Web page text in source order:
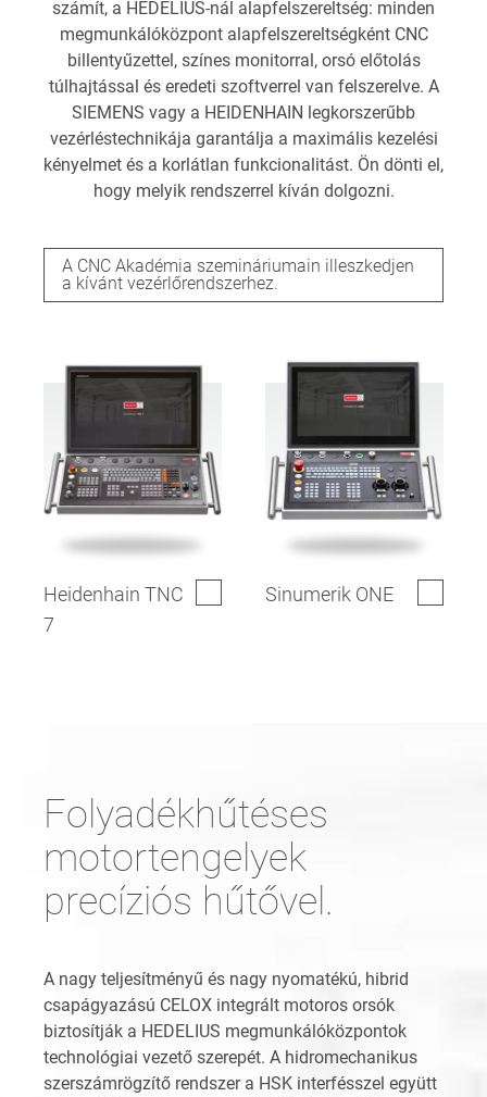
számít, a HEDELIUS-nál alapfelszereltség: minden
megmunkálóközpont alapfelszereltségként CNC
billentyűzettel, színes monitorral, orsó előtolás
túlhajtással és eredeti szoftverrel van felszerelve. A
SIEMENS vagy a HEIDENHAIN legkorszerűbb
vezérléstechnikája garantálja a maximális kezelési
kényelmet és a korlátlan funkcionalitást. Ön dönti el,
hogy melyik rendszerrel kíván dolgozni.
A CNC Akadémia szemináriumain illeszkedjen
a kívánt vezérlőrendszerhez.
Heidenhain TNC
7
Sinumerik ONE
Folyadékhűtéses
motortengelyek
precíziós hűtővel.
A nagy teljesítményű és nagy nyomatékú, hibrid
csapágyazású CELOX integrált motoros orsók
biztosítják a HEDELIUS megmunkálóközpontok
technológiai vezető szerepét. A hidromechanikus
szerszámrögzítő rendszer a HSK interfésszel együtt